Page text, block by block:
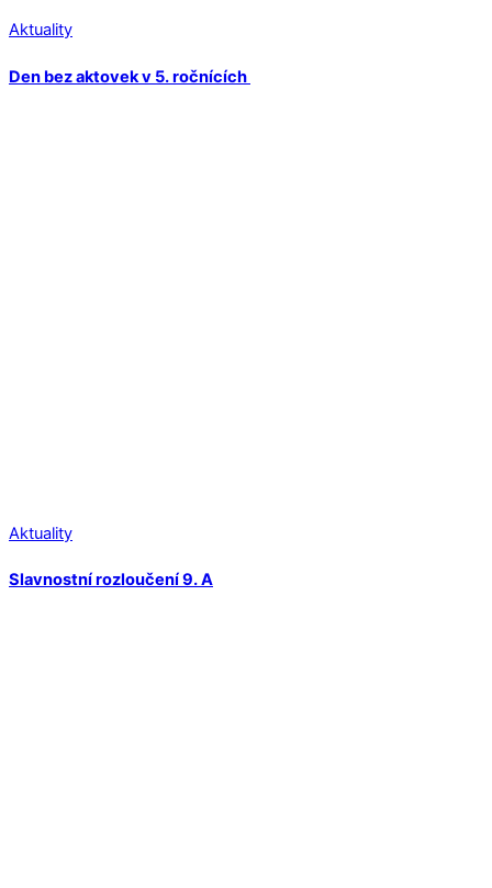
Aktuality
Den bez aktovek v 5. ročnících
Aktuality
Slavnostní rozloučení 9. A